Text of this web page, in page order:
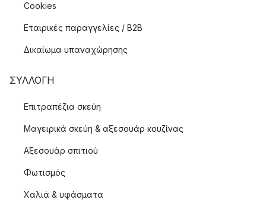
Cookies
Εταιρικές παραγγελίες / B2B
Δικαίωμα υπαναχώρησης
ΣΥΛΛΟΓΉ
Επιτραπέζια σκεύη
Μαγειρικά σκεύη & αξεσουάρ κουζίνας
Αξεσουάρ σπιτιού
Φωτισμός
Χαλιά & υφάσματα